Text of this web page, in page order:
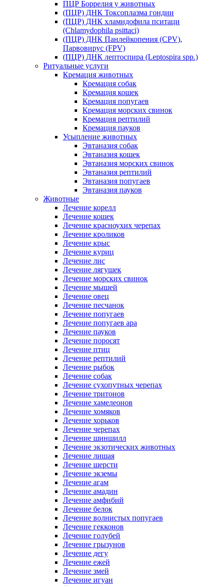
ПЦР Боррелия у животных
(ПЦР) ДНК Токсоплазма гондии
(ПЦР) ДНК хламидофила пситаци
(Chlamydophila psittaci)
(ПЦР) ДНК Панлейкопения (CPV),
Парвовирус (FPV)
(ПЦР) ДНК лептоспира (Leptospira spp.)
Ритуальные услуги
Кремация животных
Кремация собак
Кремация кошек
Кремация попугаев
Кремация морских свинок
Кремация рептилий
Кремация пауков
Усыпление животных
Эвтаназия собак
Эвтаназия кошек
Эвтаназия морских свинок
Эвтаназия рептилий
Эвтаназия попугаев
Эвтаназия пауков
Животные
Лечение корелл
Лечение кошек
Лечение красноухих черепах
Лечение кроликов
Лечение крыс
Лечение куриц
Лечение лис
Лечение лягушек
Лечение морских свинок
Лечение мышей
Лечение овец
Лечение песчанок
Лечение попугаев
Лечение попугаев ара
Лечение пауков
Лечение поросят
Лечение птиц
Лечение рептилий
Лечение рыбок
Лечение собак
Лечение сухопутных черепах
Лечение тритонов
Лечение хамелеонов
Лечение хомяков
Лечение хорьков
Лечение черепах
Лечение шиншилл
Лечение экзотических животных
Лечение лишая
Лечение шерсти
Лечение экземы
Лечение агам
Лечение амадин
Лечение амфибий
Лечение белок
Лечение волнистых попугаев
Лечение гекконов
Лечение голубей
Лечение грызунов
Лечение дегу
Лечение ежей
Лечение змей
Лечение игуан